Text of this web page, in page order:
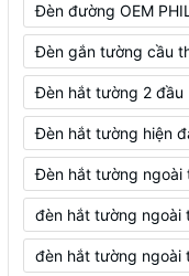
Đèn đường OEM
Đèn gắn tường cầu
Đèn hắt tường 2 đầu
Đèn hắt tường hiện
Đèn hắt tường ngoài
đèn hắt tường ngoài
đèn hắt tường ngoài